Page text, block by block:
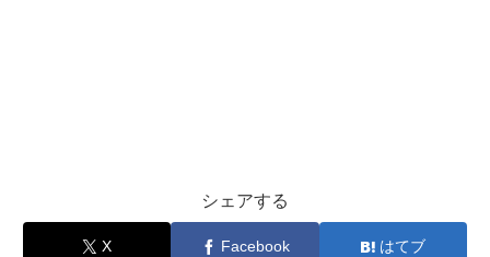
シェアする
X Facebook はてブ